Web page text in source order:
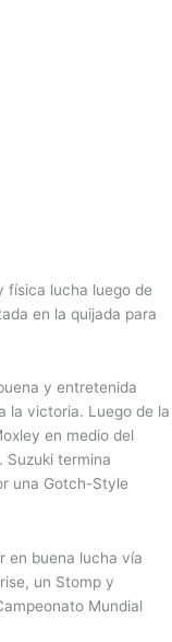
física lucha luego de
en la quijada para
y entretenida
la victoria. Luego de la
en medio del
Suzuki termina
una Gotch-Style
en buena lucha vía
un Stomp y
Mundial